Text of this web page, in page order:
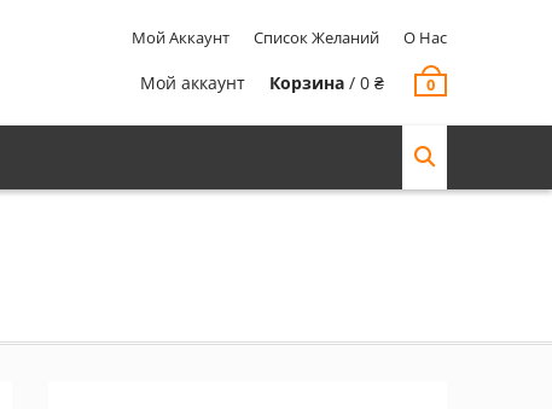
Мой Аккаунт Список Желаний О Нас
Мой аккаунт Корзина / 0 ₴ 0